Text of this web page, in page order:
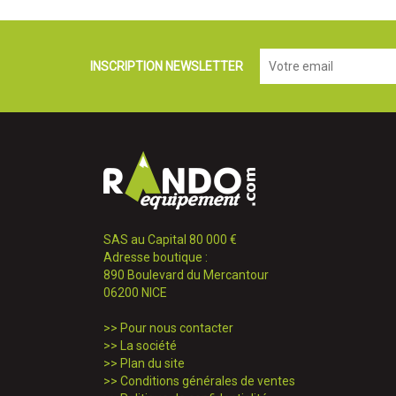
INSCRIPTION NEWSLETTER
SAS au Capital 80 000 €
Adresse boutique :
890 Boulevard du Mercantour
06200 NICE
>> Pour nous contacter
>> La société
>> Plan du site
>> Conditions générales de ventes